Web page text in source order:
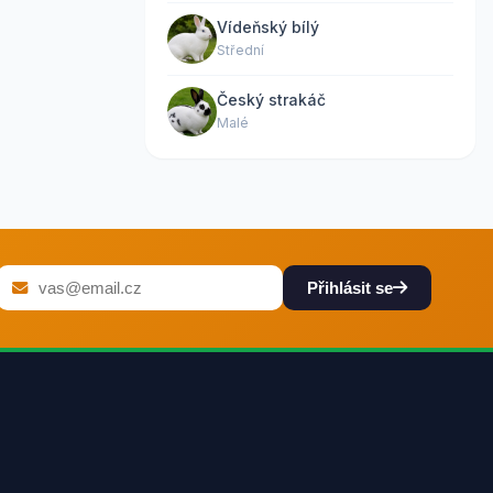
Vídeňský bílý
Střední
Český strakáč
Malé
Přihlásit se